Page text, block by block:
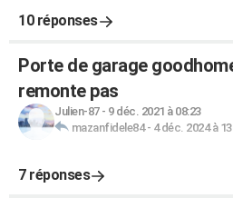
10 réponses
Porte de garage
remonte pas
Julien-87- 9 déc. 2021 à 08:23
mazanfidele84- 4 déc. 2024 à
7 réponses